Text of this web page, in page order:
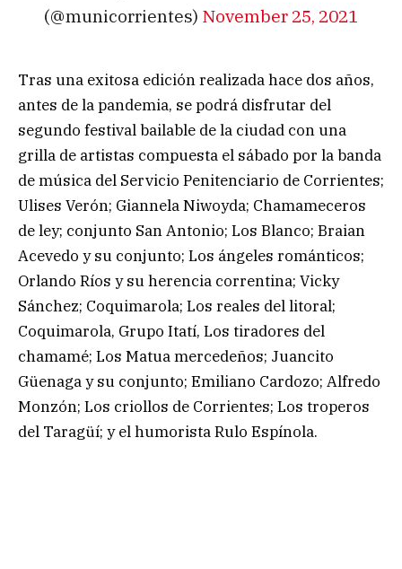
(@municorrientes) November 25, 2021
Tras una exitosa edición realizada hace dos años,
antes de la pandemia, se podrá disfrutar del
segundo festival bailable de la ciudad con una
grilla de artistas compuesta el sábado por la banda
de música del Servicio Penitenciario de Corrientes;
Ulises Verón; Giannela Niwoyda; Chamameceros
de ley; conjunto San Antonio; Los Blanco; Braian
Acevedo y su conjunto; Los ángeles románticos;
Orlando Ríos y su herencia correntina; Vicky
Sánchez; Coquimarola; Los reales del litoral;
Coquimarola, Grupo Itatí, Los tiradores del
chamamé; Los Matua mercedeños; Juancito
Güenaga y su conjunto; Emiliano Cardozo; Alfredo
Monzón; Los criollos de Corrientes; Los troperos
del Taragüí; y el humorista Rulo Espínola.